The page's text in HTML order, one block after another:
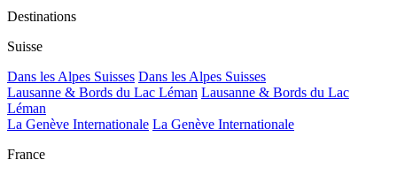
Destinations
Suisse
Dans les Alpes Suisses Dans les Alpes Suisses
Lausanne & Bords du Lac Léman Lausanne & Bords du Lac
Léman
La Genève Internationale La Genève Internationale
France